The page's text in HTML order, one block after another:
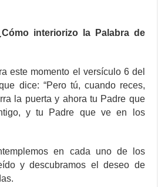
interiorizo la Palabra de
este momento el versículo 6 del
dice: “Pero tú, cuando reces,
la puerta y ahora tu Padre que
y tu Padre que ve en los
en cada uno de los
y descubramos el deseo de